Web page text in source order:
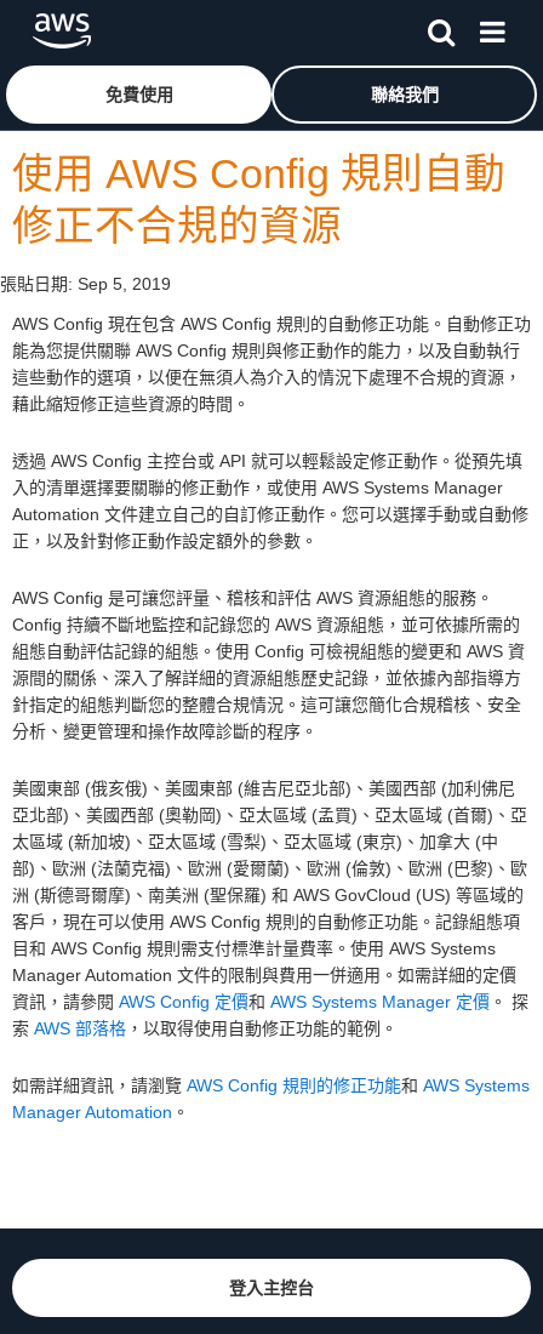
跳至主要內容按一下這裡可返回 Amazon Web Services 首頁
免費使用 聯絡我們
使用 AWS Config 規則自動
修正不合規的資源
張貼日期: Sep 5, 2019
AWS Config 現在包含 AWS Config 規則的自動修正功能。自動修正功
能為您提供關聯 AWS Config 規則與修正動作的能力，以及自動執行
這些動作的選項，以便在無須人為介入的情況下處理不合規的資源，
藉此縮短修正這些資源的時間。
透過 AWS Config 主控台或 API 就可以輕鬆設定修正動作。從預先填
入的清單選擇要關聯的修正動作，或使用 AWS Systems Manager
Automation 文件建立自己的自訂修正動作。您可以選擇手動或自動修
正，以及針對修正動作設定額外的參數。
AWS Config 是可讓您評量、稽核和評估 AWS 資源組態的服務。
Config 持續不斷地監控和記錄您的 AWS 資源組態，並可依據所需的
組態自動評估記錄的組態。使用 Config 可檢視組態的變更和 AWS 資
源間的關係、深入了解詳細的資源組態歷史記錄，並依據內部指導方
針指定的組態判斷您的整體合規情況。這可讓您簡化合規稽核、安全
分析、變更管理和操作故障診斷的程序。
美國東部 (俄亥俄)、美國東部 (維吉尼亞北部)、美國西部 (加利佛尼
亞北部)、美國西部 (奧勒岡)、亞太區域 (孟買)、亞太區域 (首爾)、亞
太區域 (新加坡)、亞太區域 (雪梨)、亞太區域 (東京)、加拿大 (中
部)、歐洲 (法蘭克福)、歐洲 (愛爾蘭)、歐洲 (倫敦)、歐洲 (巴黎)、歐
洲 (斯德哥爾摩)、南美洲 (聖保羅) 和 AWS GovCloud (US) 等區域的
客戶，現在可以使用 AWS Config 規則的自動修正功能。記錄組態項
目和 AWS Config 規則需支付標準計量費率。使用 AWS Systems
Manager Automation 文件的限制與費用一併適用。如需詳細的定價
資訊，請參閱 AWS Config 定價和 AWS Systems Manager 定價 。 探
索 AWS 部落格 ，以取得使用自動修正功能的範例。
如需詳細資訊，請瀏覽 AWS Config 規則的修正功能和 AWS Systems
Manager Automation 。
登入主控台